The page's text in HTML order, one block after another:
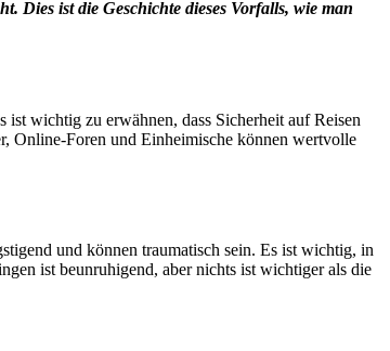
Dies ist die Geschichte dieses Vorfalls, wie man
wichtig zu erwähnen, dass Sicherheit auf Reisen
Online-Foren und Einheimische können wertvolle
und können traumatisch sein. Es ist wichtig, in
ist beunruhigend, aber nichts ist wichtiger als die